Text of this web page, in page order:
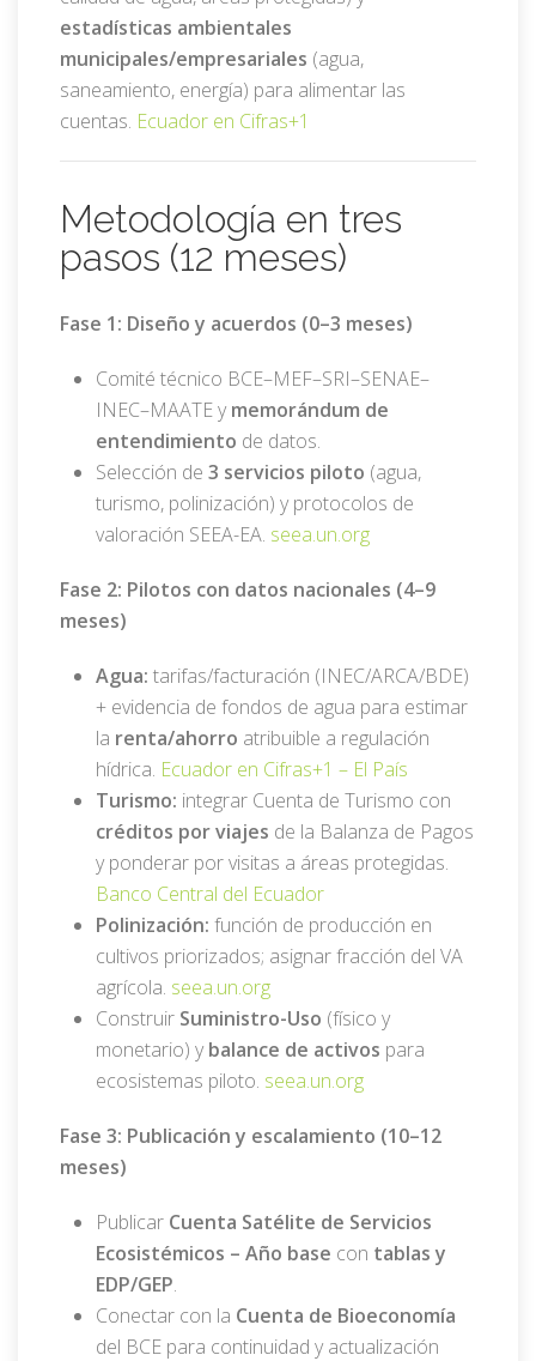
estadísticas ambientales
municipales/empresariales (agua,
saneamiento, energía) para alimentar las
cuentas. Ecuador en Cifras+1
Metodología en tres
pasos (12 meses)
Fase 1: Diseño y acuerdos (0–3 meses)
Comité técnico BCE–MEF–SRI–SENAE–
INEC–MAATE y memorándum de
entendimiento de datos.
Selección de 3 servicios piloto (agua,
turismo, polinización) y protocolos de
valoración SEEA-EA. seea.un.org
Fase 2: Pilotos con datos nacionales (4–9
meses)
Agua: tarifas/facturación (INEC/ARCA/BDE)
+ evidencia de fondos de agua para estimar
la renta/ahorro atribuible a regulación
hídrica. Ecuador en Cifras+1 – El País
Turismo: integrar Cuenta de Turismo con
créditos por viajes de la Balanza de Pagos
y ponderar por visitas a áreas protegidas.
Banco Central del Ecuador
Polinización: función de producción en
cultivos priorizados; asignar fracción del VA
agrícola. seea.un.org
Construir Suministro-Uso (físico y
monetario) y balance de activos para
ecosistemas piloto. seea.un.org
Fase 3: Publicación y escalamiento (10–12
meses)
Publicar Cuenta Satélite de Servicios
Ecosistémicos – Año base con tablas y
EDP/GEP.
Conectar con la Cuenta de Bioeconomía
del BCE para continuidad y actualización